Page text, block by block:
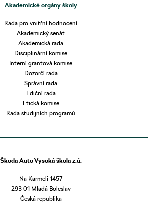
Akademické orgány školy
Rada pro vnitřní hodnocení
Akademický senát
Akademická rada
Disciplinární komise
Interní grantová komise
Dozorčí rada
Správní rada
Ediční rada
Etická komise
Rada studijních programů
Škoda Auto Vysoká škola z.ú.
Na Karmeli 1457
293 01 Mladá Boleslav
Česká republika